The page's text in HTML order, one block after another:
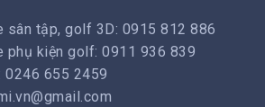
sân tập, golf 3D: 0915 812 886
phụ kiện golf: 0911 936 839
0246 655 2459